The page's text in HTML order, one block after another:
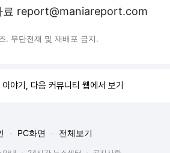
료 report@maniareport.com
무단전재 및 재배포 금지.
야기, 다음 커뮤니티 웹에서 보기
PC화면 전체보기